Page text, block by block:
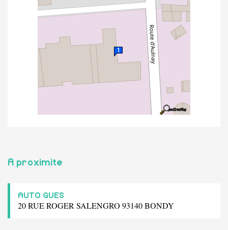
A proximite
AUTO GUES
20 RUE ROGER SALENGRO 93140 BONDY